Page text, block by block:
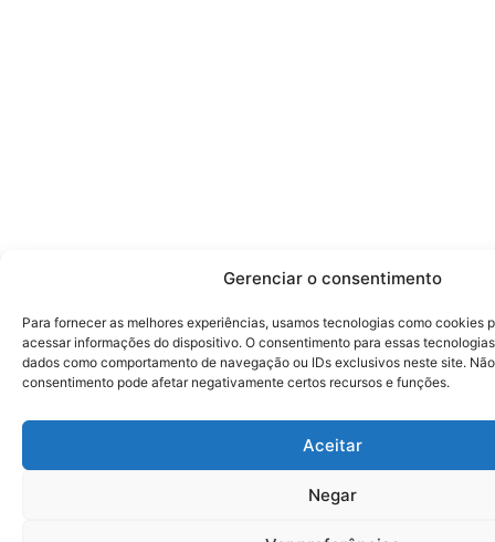
Gerenciar o consentimento
Para fornecer as melhores experiências, usamos tecnologias como cookies
acessar informações do dispositivo. O consentimento para essas
dados como comportamento de navegação ou IDs exclusivos neste site.
consentimento pode afetar negativamente certos recursos e funções.
Aceitar
Negar